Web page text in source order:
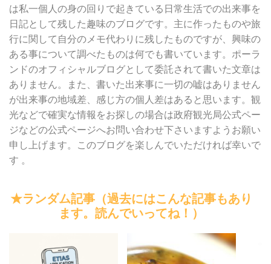
は私一個人の身の回りで起きている日常生活での出来事を
日記として残した趣味のブログです。主に作ったものや旅
行に関して自分のメモ代わりに残したものですが、興味の
ある事について調べたものは何でも書いています。ポーラ
ンドのオフィシャルブログとして委託されて書いた文章は
ありません。また、書いた出来事に一切の嘘はありません
が出来事の地域差、感じ方の個人差はあると思います。観
光などで確実な情報をお探しの場合は政府観光局公式ペー
ジなどの公式ページへお問い合わせ下さいますようお願い
申し上げます。このブログを楽しんでいただければ幸いで
す 。
★ランダム記事（過去にはこんな記事もあり
ます。読んでいってね！）